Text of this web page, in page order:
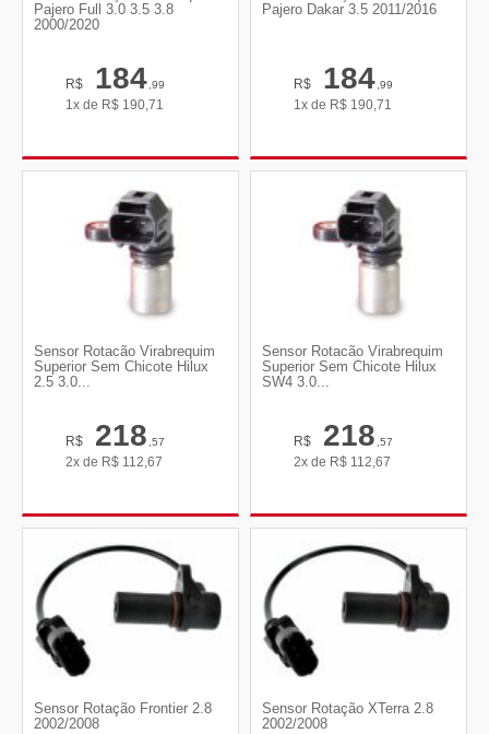
Pajero Full 3.0 3.5 3.8
2000/2020
R$ 184,99
1x de R$ 190,71
Pajero Dakar 3.5 2011/2016
R$ 184,99
1x de R$ 190,71
Sensor Rotacão Virabrequim
Superior Sem Chicote Hilux
2.5 3.0...
R$ 218,57
2x de R$ 112,67
Sensor Rotacão Virabrequim
Superior Sem Chicote Hilux
SW4 3.0...
R$ 218,57
2x de R$ 112,67
Sensor Rotação Frontier 2.8
2002/2008
Sensor Rotação XTerra 2.8
2002/2008